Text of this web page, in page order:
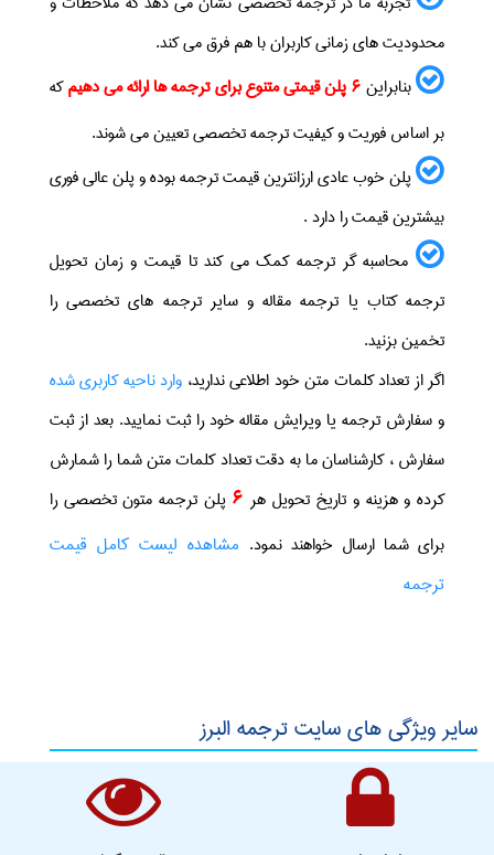
محدودیت های زمانی کاربران با هم فرق می کند.
بنابراین 6 پلن قیمتی متنوع برای ترجمه ها ارائه می دهیمکه
بر اساس فوریت و کیفیت ترجمه تخصصی تعیین می شوند.
پلن خوب عادی ارزانترین قیمت ترجمه بوده و پلن عالی فوری
بیشترین قیمت را دارد .
محاسبه گر ترجمه کمک می کند تا قیمت و زمان تحویل
ترجمه کتاب یا ترجمه مقاله و سایر ترجمه های تخصصی را
تخمین بزنید.
اگر از تعداد کلمات متن خود اطلاعی ندارید، وارد ناحیه کاربری شده
و سفارش ترجمه یا ویرایش مقاله خود را ثبت نمایید. بعد از ثبت
سفارش ، کارشناسان ما به دقت تعداد کلمات متن شما را شمارش
کرده و هزینه و تاریخ تحویل هر 6 پلن ترجمه متون تخصصی را
برای شما ارسال خواهند نمود. مشاهده لیست کامل قیمت
ترجمه
سایر ویژگی های سایت ترجمه البرز